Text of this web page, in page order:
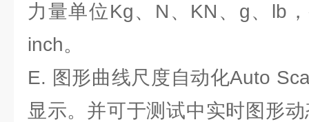
力量单位Kg、N、KN、g、lb
inch。
E. 图形曲线尺度自动化Auto
显示。并可于测试中实时图形